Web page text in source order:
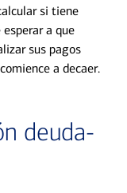
si tiene
a que
sus pagos
a decaer.
deuda-